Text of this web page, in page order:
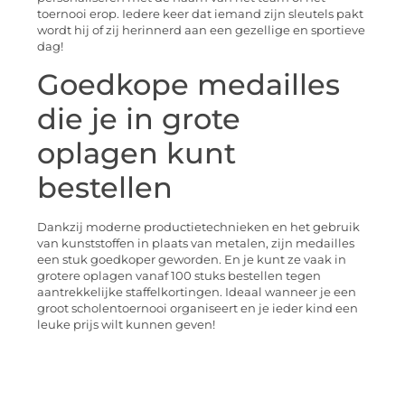
toernooi erop. Iedere keer dat iemand zijn sleutels pakt
wordt hij of zij herinnerd aan een gezellige en sportieve
dag!
Goedkope medailles
die je in grote
oplagen kunt
bestellen
Dankzij moderne productietechnieken en het gebruik
van kunststoffen in plaats van metalen, zijn medailles
een stuk goedkoper geworden. En je kunt ze vaak in
grotere oplagen vanaf 100 stuks bestellen tegen
aantrekkelijke staffelkortingen. Ideaal wanneer je een
groot scholentoernooi organiseert en je ieder kind een
leuke prijs wilt kunnen geven!